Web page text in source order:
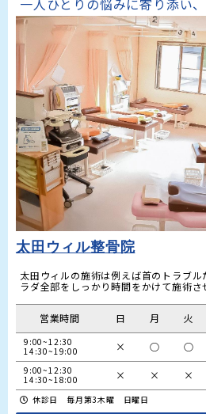
太田ウィル整骨院
太田ウィルの施術は例えば首のトラブ
営業時間 日 月 火
9:00~12:30
14:30~19:00
× ○ ○
9:00~12:30
14:30~18:00
× × ×
休診日 毎月第3木曜 日曜日